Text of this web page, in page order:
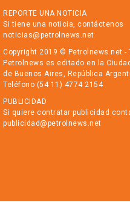
REPORTE UNA NOTICIA
Si tiene una noticia, contáctenos
noticias@petrolnews.net
Copyright 2019 © Petrolnews.net
Petrolnews es editado en la
de Buenos Aires, República
Teléfono (54 11) 4774 2154
PUBLICIDAD
Si quiere contratar publicidad
publicidad@petrolnews.net